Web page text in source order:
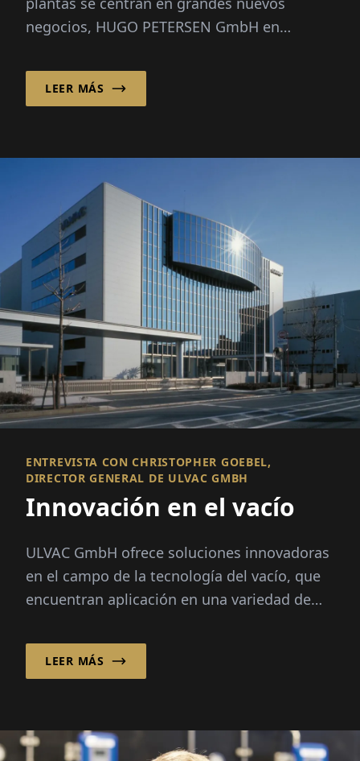
negocios, HUGO PETERSEN GmbH en
conscientemente en la opt...
LEER MÁS
ENTREVISTA CON CHRISTOPHER GOEBEL,
DIRECTOR GENERAL DE ULVAC GMBH
Innovación en el vacío
ULVAC GmbH ofrece soluciones innovadoras
en el campo de la tecnología del vacío, que
encuentran aplicación en una variedad de
LEER MÁS